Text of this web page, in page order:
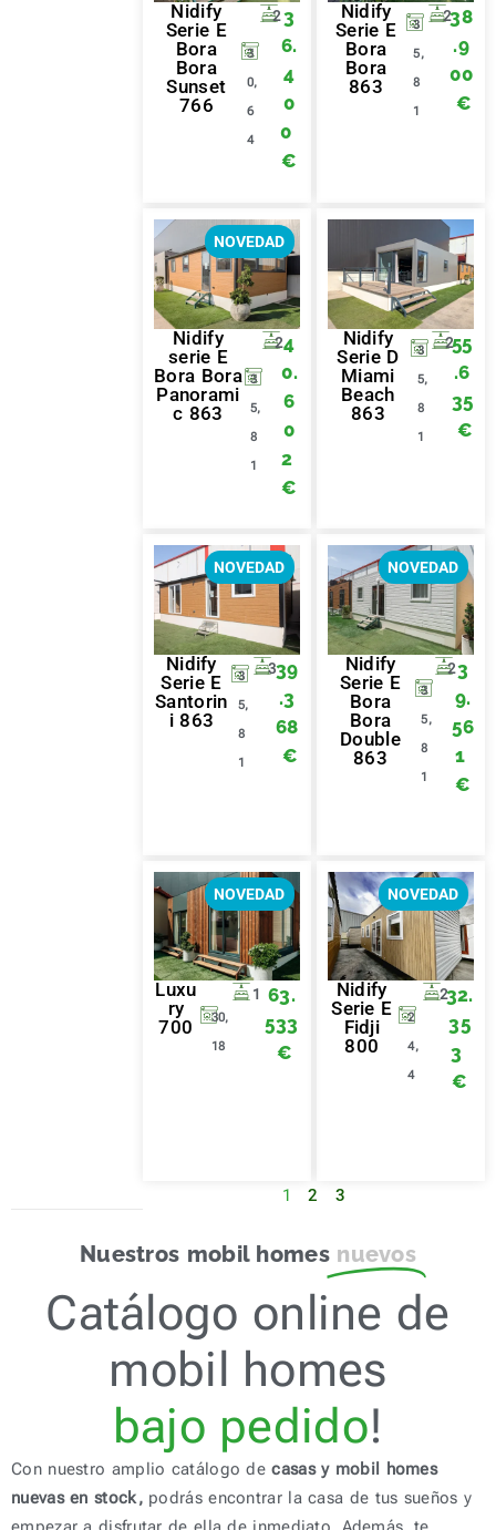
Nidify
Serie E
Bora
Bora
Sunset
766
3
0,
6
4
23
6.
4
0
0
€
Nidify
Serie E
Bora
Bora
863
3
5,
8
1
238
.9
00
€
NOVEDAD
Nidify
serie E
Bora Bora
Panorami
c 863
3
5,
8
1
24
0.
6
0
2
€
Nidify
Serie D
Miami
Beach
863
3
5,
8
1
255
.6
35
€
NOVEDAD
Nidify
Serie E
Santorin
i 863
3
5,
8
1
339
.3
68
€
NOVEDAD
Nidify
Serie E
Bora
Bora
Double
863
3
5,
8
1
23
9.
56
1
€
NOVEDAD
Luxu
ry
700
30,
18
1 63.
533
€
NOVEDAD
Nidify
Serie E
Fidji
800
2
4,
4
232.
35
3
€
1 2 3
Nuestros mobil homes nuevos
Catálogo online de
mobil homes
bajo pedido!
Con nuestro amplio catálogo decasas y mobil homes
nuevas en stock,podrás encontrar la casa de tus sueños y